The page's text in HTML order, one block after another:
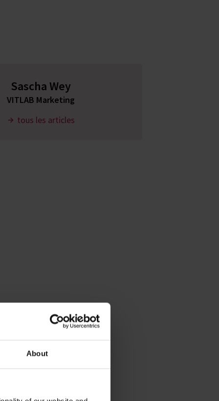
About
Sascha Wey
VITLAB Marketing
tous les articles